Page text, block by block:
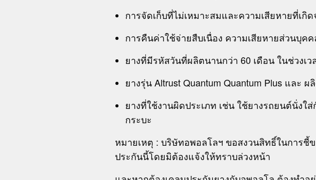
การจัดเก็บที่ไม่เหมาะสมและความเสียหายที่เกิ
การคืนค่าใช้จ่ายสืบเนื่อง ความเสียหายส่วนบุ
ยางที่มีรหัสวันที่ผลิตนานกว่า 60 เดือน ในช่วงเ
ยางรุ่น Altrust Quantum Quantum Plus แล
ยางที่ใช้งานผิดประเภท เช่น ใช้ยางรถยนต์นั่งใ
กระ
หมายเหตุ : บริษัทอพอลโลฯ ขอสงวนสิทธิ์ในการชี้
ประกันนี้โดยมิต้องแจ้งให้ทราบล่วงหน้า